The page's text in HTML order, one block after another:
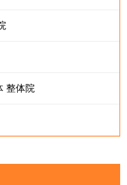
整体院